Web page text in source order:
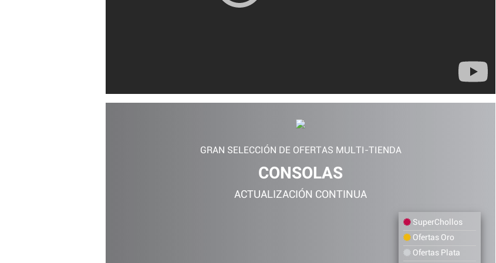
GRAN SELECCIÓN DE OFERTAS MULTI-TIENDA
CONSOLAS
ACTUALIZACIÓN CONTINUA
SuperChollos
Ofertas Oro
Ofertas Plata